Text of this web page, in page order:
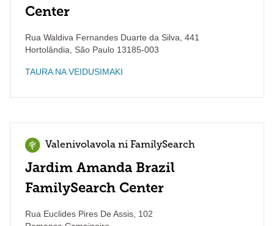
Center
Rua Waldiva Fernandes Duarte da Silva, 441
Hortolândia
São Paulo 13185-003
TAURA NA VEIDUSIMAKI
Valenivolavola ni FamilySearch
Jardim Amanda Brazil
FamilySearch Center
Rua Euclides Pires De Assis, 102